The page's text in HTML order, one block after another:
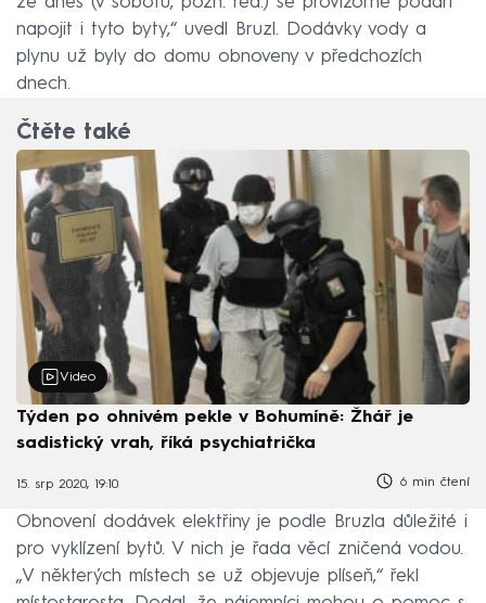
napojit i tyto byty,“ uvedl Bruzl. Dodávky vody a
plynu už byly do domu obnoveny v předchozích
dnech.
Čtěte také
Video
Týden po ohnivém pekle v Bohumíně: Žhář je
sadistický vrah, říká psychiatrička
15. srp 2020, 19:10 6 min čtení
Obnovení dodávek elektřiny je podle Bruzla důležité i
pro vyklízení bytů. V nich je řada věcí zničená vodou.
„V některých místech se už objevuje plíseň,“ řekl